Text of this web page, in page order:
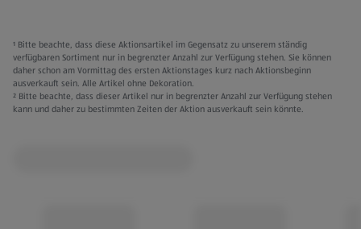
¹ Bitte beachte, dass diese Aktionsartikel im Gegensatz zu unserem ständig
verfügbaren Sortiment nur in begrenzter Anzahl zur Verfügung stehen. Sie können
daher schon am Vormittag des ersten Aktionstages kurz nach Aktionsbeginn
ausverkauft sein. Alle Artikel ohne Dekoration.
² Bitte beachte, dass dieser Artikel nur in begrenzter Anzahl zur Verfügung stehen
kann und daher zu bestimmten Zeiten der Aktion ausverkauft sein könnte.